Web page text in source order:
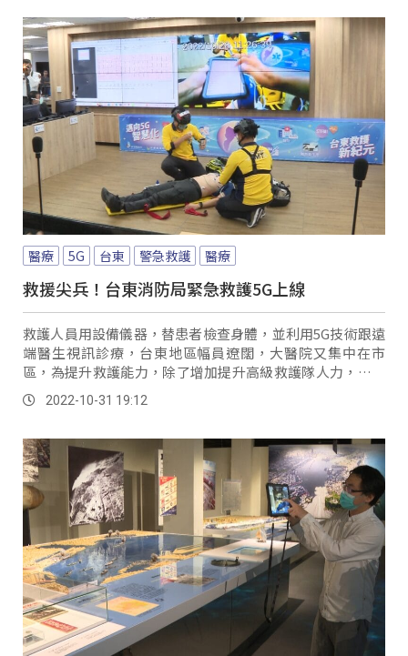
醫療 5G 台東 警急救護 醫療
救援尖兵！台東消防局緊急救護5G上線
救護人員用設備儀器，替患者檢查身體，並利用5G技術跟遠
端醫生視訊診療，台東地區幅員遼闊，大醫院又集中在市
區，為提升救護能力，除了增加提升高級救護隊人力，再搭
配「5G緊急救護資訊系統」，當救護人員抵達現...。
2022-10-31 19:12